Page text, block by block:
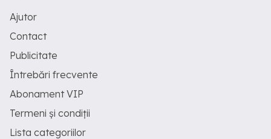
Ajutor
Contact
Publicitate
Întrebări frecvente
Abonament VIP
Termeni și condiții
Lista categoriilor